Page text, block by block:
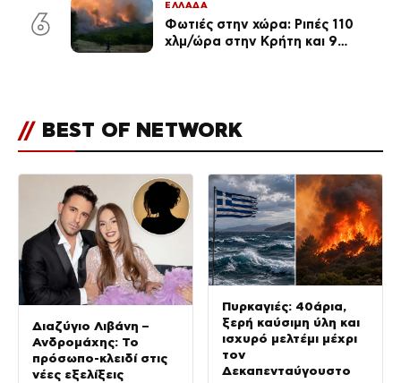
6
ΕΛΛΑΔΑ
Φωτιές στην χώρα: Ριπές 110
χλμ/ώρα στην Κρήτη και 9
// BEST OF NETWORK
Διαζύγιο Λιβάνη –
Ανδρομάχης: Το
πρόσωπο-κλειδί στις
νέες εξελίξεις
Πυρκαγιές: 40άρια,
ξερή καύσιμη ύλη και
ισχυρό μελτέμι μέχρι
τον
Δεκαπενταύγουστο